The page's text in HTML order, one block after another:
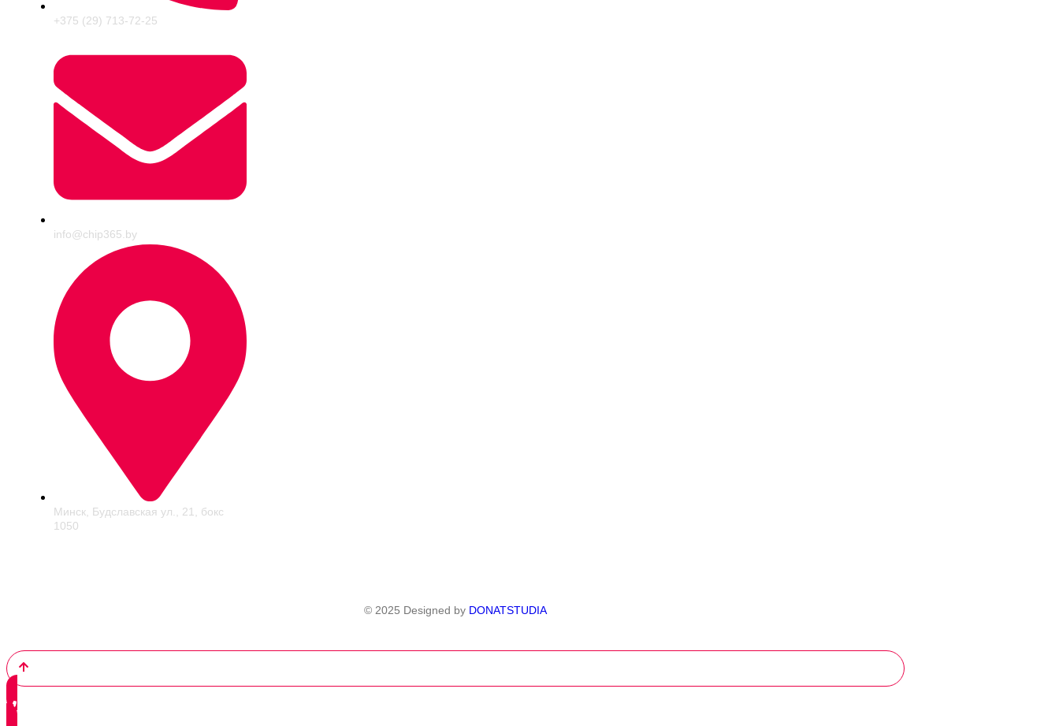
+375 (29) 713-72-25
info@chip365.by
Минск, Будславская ул., 21, бокс
1050
© 2025 Designed by DONATSTUDIA